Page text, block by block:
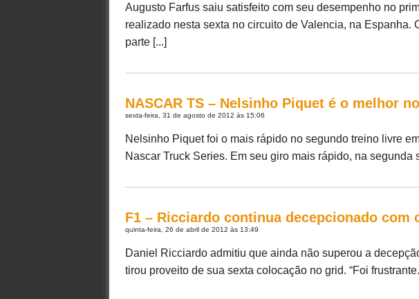
Augusto Farfus saiu satisfeito com seu desempenho no
realizado nesta sexta no circuito de Valencia, na Espanha.
parte [...]
NASCAR TS – Nelsinho Piquet é o melhor
sexta-feira, 31 de agosto de 2012 às 15:06
Nelsinho Piquet foi o mais rápido no segundo treino livre
Nascar Truck Series. Em seu giro mais rápido, na segunda
F1 – Ricciardo continua decepcionado com
quinta-feira, 26 de abril de 2012 às 13:49
Daniel Ricciardo admitiu que ainda não superou a
tirou proveito de sua sexta colocação no grid. “Foi